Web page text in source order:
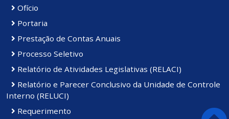
Ofício
Portaria
Prestação de Contas Anuais
Processo Seletivo
Relatório de Atividades Legislativas (RELACI)
Relatório e Parecer Conclusivo da Unidade de Controle
Interno (RELUCI)
Requerimento